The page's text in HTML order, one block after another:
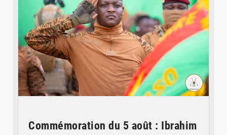
Commémoration du 5 août : Ibrahim